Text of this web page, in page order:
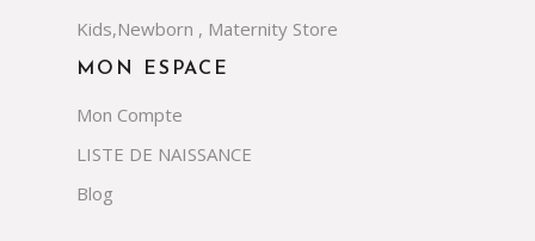
MON ESPACE
Mon Compte
LISTE DE NAISSANCE
Blog
Kids,Newborn , Maternity Store